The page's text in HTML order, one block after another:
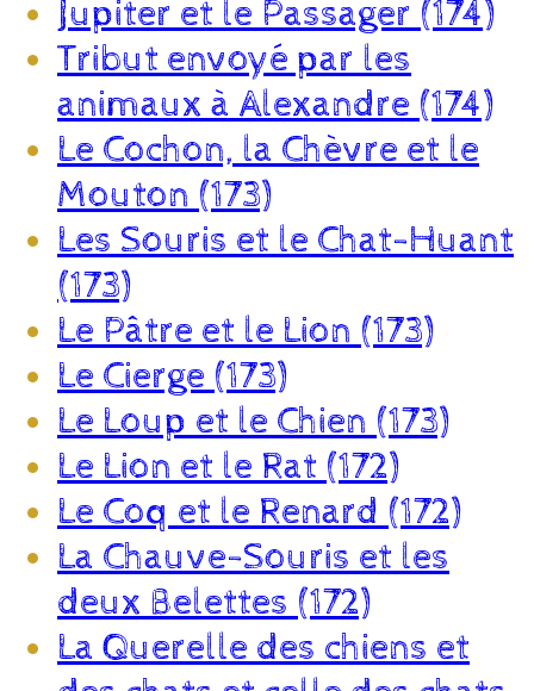
Jupiter et le Passager (174)
Tribut envoyé par les
animaux à Alexandre (174)
Le Cochon, la Chèvre et le
Mouton (173)
Les Souris et le Chat-Huant
(173)
Le Pâtre et le Lion (173)
Le Cierge (173)
Le Loup et le Chien (173)
Le Lion et le Rat (172)
Le Coq et le Renard (172)
La Chauve-Souris et les
deux Belettes (172)
La Querelle des chiens et